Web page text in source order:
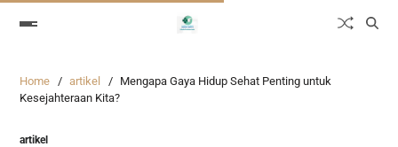
Home artikel
Mengapa Gaya Hidup Sehat Penting untuk
Kesejahteraan Kita?
artikel